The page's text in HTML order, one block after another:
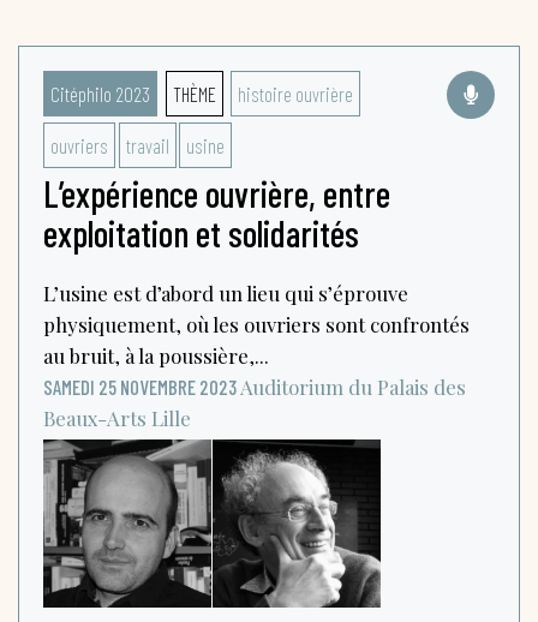
Citéphilo 2023 THÈME histoire ouvrière
ouvriers travail usine
L’expérience ouvrière, entre
exploitation et solidarités
L’usine est d’abord un lieu qui s’éprouve
physiquement, où les ouvriers sont confrontés
au bruit, à la poussière,...
SAMEDI 25 NOVEMBRE 2023 Auditorium du Palais des
Beaux-Arts Lille